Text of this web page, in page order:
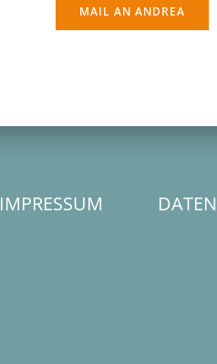
MAIL AN ANDREA
IMPRESSUM